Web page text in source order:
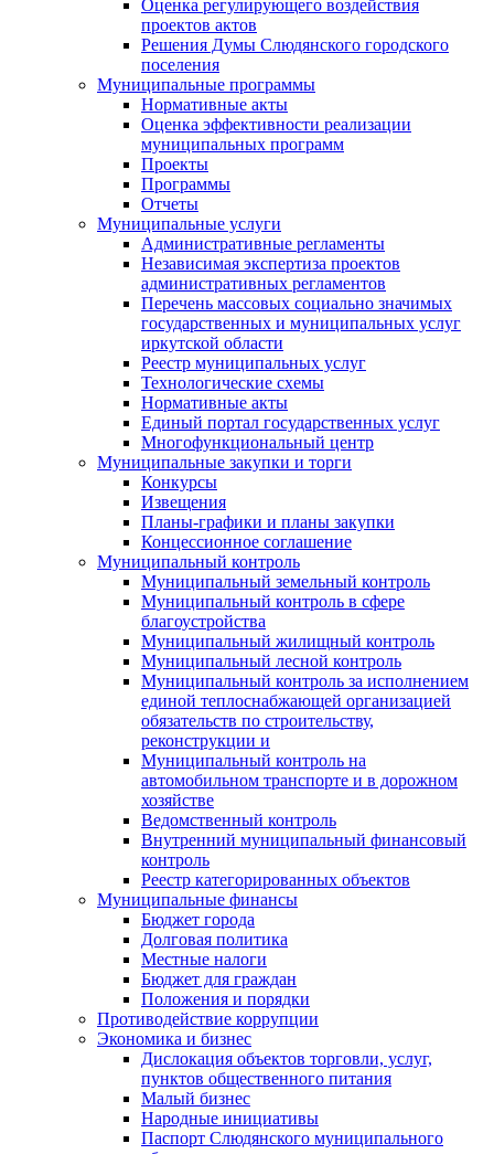
Оценка регулирующего воздействия
проектов актов
Решения Думы Слюдянского городского
поселения
Муниципальные программы
Нормативные акты
Оценка эффективности реализации
муниципальных программ
Проекты
Программы
Отчеты
Муниципальные услуги
Административные регламенты
Независимая экспертиза проектов
административных регламентов
Перечень массовых социально значимых
государственных и муниципальных услуг
иркутской области
Реестр муниципальных услуг
Технологические схемы
Нормативные акты
Единый портал государственных услуг
Многофункциональный центр
Муниципальные закупки и торги
Конкурсы
Извещения
Планы-графики и планы закупки
Концессионное соглашение
Муниципальный контроль
Муниципальный земельный контроль
Муниципальный контроль в сфере
благоустройства
Муниципальный жилищный контроль
Муниципальный лесной контроль
Муниципальный контроль за исполнением
единой теплоснабжающей организацией
обязательств по строительству,
реконструкции и
Муниципальный контроль на
автомобильном транспорте и в дорожном
хозяйстве
Ведомственный контроль
Внутренний муниципальный финансовый
контроль
Реестр категорированных объектов
Муниципальные финансы
Бюджет города
Долговая политика
Местные налоги
Бюджет для граждан
Положения и порядки
Противодействие коррупции
Экономика и бизнес
Дислокация объектов торговли, услуг,
пунктов общественного питания
Малый бизнес
Народные инициативы
Паспорт Слюдянского муниципального